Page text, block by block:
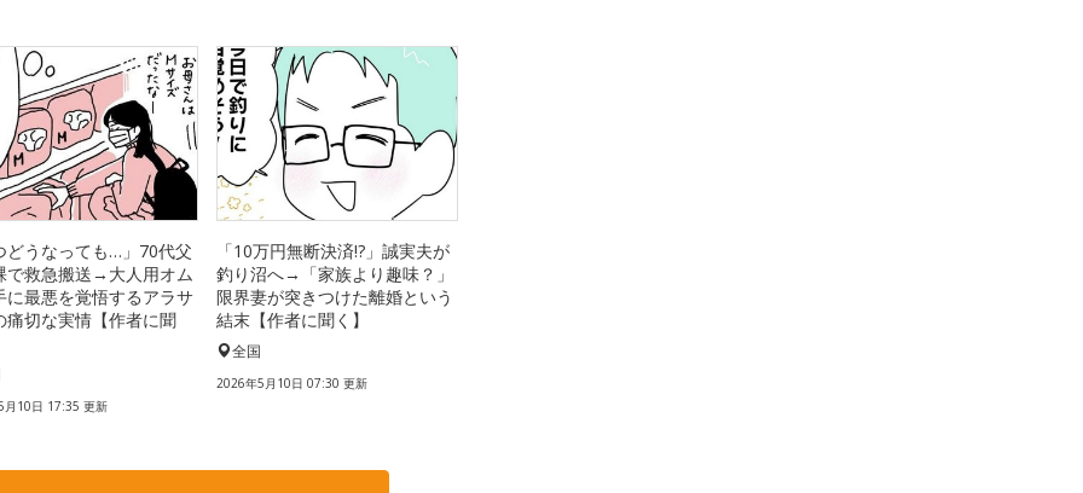
どうなっても…」70代父
で救急搬送→大人用オム
に最悪を覚悟するアラサ
痛切な実情【作者に聞
月10日 17:35 更新
「10万円無断決済!?」誠実夫が
釣り沼へ→「家族より趣味？」
限界妻が突きつけた離婚という
結末【作者に聞く】
全国
2026年5月10日 07:30 更新